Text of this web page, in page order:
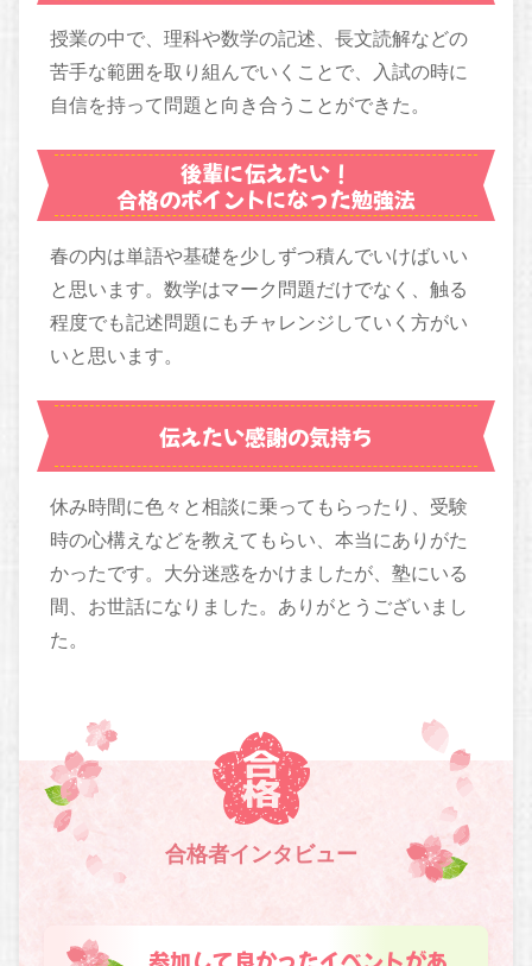
授業の中で、理科や数学の記述、長文読解などの
苦手な範囲を取り組んでいくことで、入試の時に
自信を持って問題と向き合うことができた。
後輩に伝えたい！
合格のポイントになった勉強法
春の内は単語や基礎を少しずつ積んでいけばいい
と思います。数学はマーク問題だけでなく、触る
程度でも記述問題にもチャレンジしていく方がい
いと思います。
伝えたい感謝の気持ち
休み時間に色々と相談に乗ってもらったり、受験
時の心構えなどを教えてもらい、本当にありがた
かったです。大分迷惑をかけましたが、塾にいる
間、お世話になりました。ありがとうございまし
た。
合格者インタビュー
参加して良かったイベントがあ